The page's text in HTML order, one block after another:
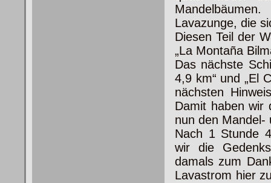
Lavazunge, die
Diesen Teil der
„La Montaña
Das nächste
4,9 km“ und „El
nächsten
Damit haben wir
nun den Mandel-
Nach 1 Stunde
wir die
damals zum
Lavastrom hier